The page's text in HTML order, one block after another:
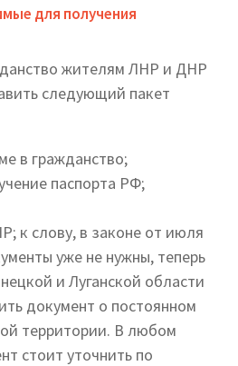
для получения
жителям ЛНР и ДНР
следующий пакет
в гражданство;
паспорта РФ;
к слову, в законе от июля
уже не нужны, теперь
и Луганской области
документ о постоянном
территории. В любом
стоит уточнить по